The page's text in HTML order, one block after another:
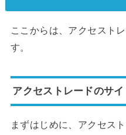
ここからは、アクセスト
す。
アクセストレードのサイ
まずはじめに、アクセス